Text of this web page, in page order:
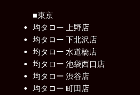
■東京
均タロー 上野店
均タロー 下北沢店
均タロー 水道橋店
均タロー 池袋西口店
均タロー 渋谷店
均タロー 町田店